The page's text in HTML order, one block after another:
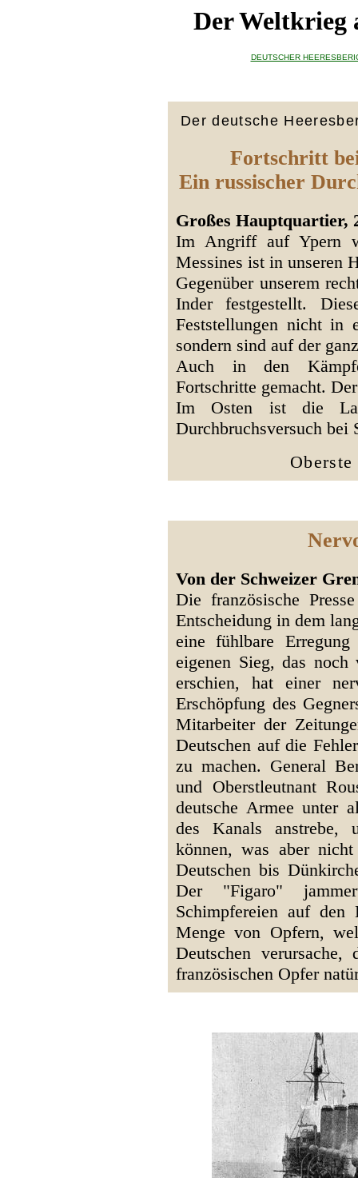
Der Weltkrieg
DEUTSCHER
Der deutsche
Fortschritt
Ein russischer
Großes Hauptquartier,
Im Angriff auf Ypern
Messines ist in unseren
Gegenüber unserem
Inder festgestellt.
Feststellungen nicht in
sondern sind auf der
Auch in den
Fortschritte gemacht.
Im Osten ist die
Durchbruchsversuch bei
Von der Schweizer
Die französische
Entscheidung in dem
eine fühlbare
eigenen Sieg, das noch
erschien, hat einer
Erschöpfung des
Mitarbeiter der
Deutschen auf die
zu machen. General
und Oberstleutnant
deutsche Armee unter
des Kanals anstrebe,
können, was aber
Deutschen bis
Der "Figaro"
Schimpfereien auf den
Menge von Opfern,
Deutschen
französischen Opfer